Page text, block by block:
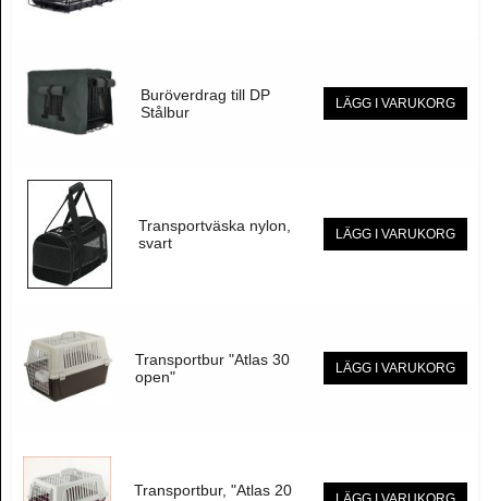
Buröverdrag till DP
Stålbur
LÄGG I VARUKORG
Transportväska nylon,
svart
LÄGG I VARUKORG
Transportbur "Atlas 30
open"
LÄGG I VARUKORG
Transportbur, "Atlas 20